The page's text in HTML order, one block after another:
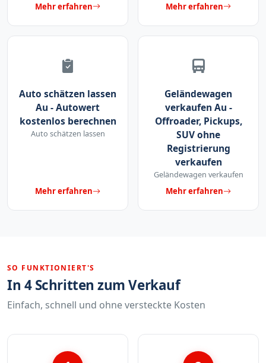
Mehr erfahren
Mehr erfahren
Auto schätzen lassen
Au - Autowert
kostenlos berechnen
Auto schätzen lassen
Mehr erfahren
Geländewagen
verkaufen Au -
Offroader, Pickups,
SUV ohne
Registrierung
verkaufen
Geländewagen verkaufen
Mehr erfahren
SO FUNKTIONIERT'S
In 4 Schritten zum Verkauf
Einfach, schnell und ohne versteckte Kosten